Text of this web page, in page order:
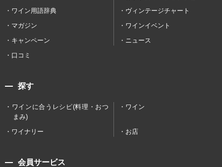
ワイン用語辞典
ヴィンテージチャート
マガジン
ワインイベント
キャンペーン
ニュース
口コミ
探す
ワインに合うレシピ(料理・おつ
まみ)
ワイン
ワイナリー お店
会員サービス